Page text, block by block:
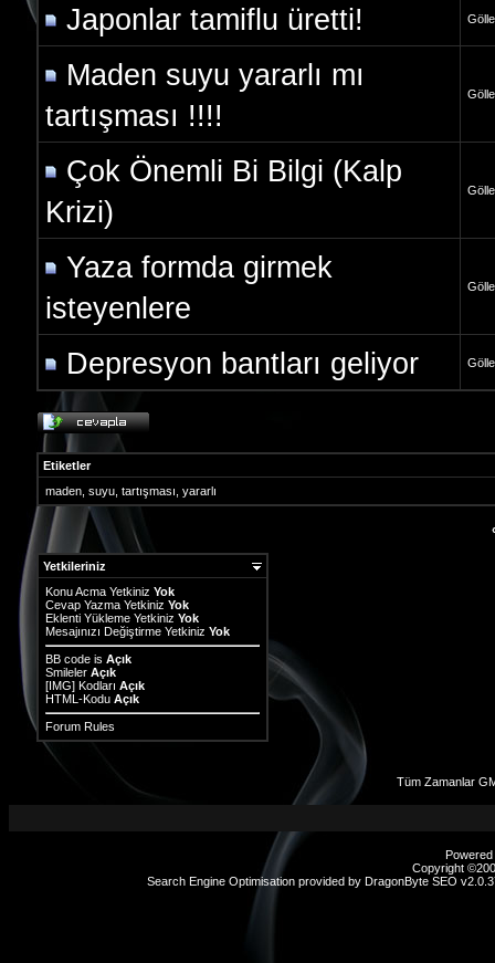
Japonlar tamiflu üretti!
Maden suyu yararlı mı
tartışması !!!!
Çok Önemli Bi Bilgi (Kalp
Krizi)
Yaza formda girmek
isteyenlere
Depresyon bantları geliyor
Etiketler
maden suyu tartışması yararlı
Yetkileriniz
Konu Acma Yetkiniz Yok
Cevap Yazma Yetkiniz Yok
Eklenti Yükleme Yetkiniz Yok
Mesajınızı Değiştirme Yetkiniz Yok
BB code is Açık
Smileler Açık
[IMG] Kodları Açık
HTML-Kodu Açık
Forum Rules
Tüm Zamanlar
Copyright
Search Engine Optimisation provided by DragonByte SEO